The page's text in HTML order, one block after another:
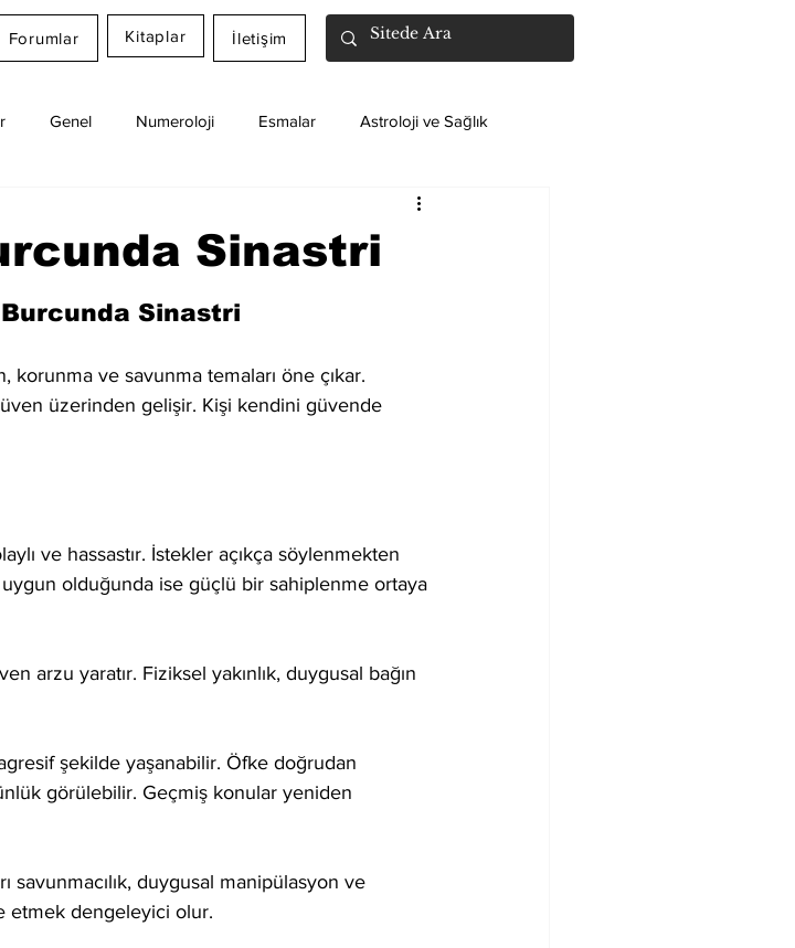
Forumlar Kitaplar İletişim
Genel Numeroloji Esmalar Astroloji ve Sağlık
Sinastri
Sinastri
ve savunma temaları öne çıkar.
üzerinden gelişir. Kişi kendini güvende
ve hassastır. İstekler açıkça söylenmekten
olduğunda ise güçlü bir sahiplenme ortaya
arzu yaratır. Fiziksel yakınlık, duygusal bağın
şekilde yaşanabilir. Öfke doğrudan
görülebilir. Geçmiş konular yeniden
savunmacılık, duygusal manipülasyon ve
etmek dengeleyici olur.